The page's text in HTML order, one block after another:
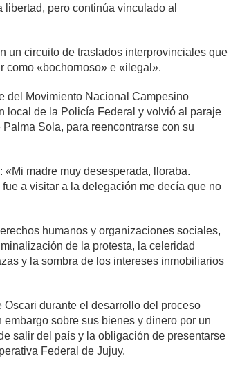
pero continúa vinculado al
un circuito de traslados interprovinciales que
como «bochornoso» e «ilegal».
del Movimiento Nacional Campesino
local de la Policía Federal y volvió al paraje
Sola, para reencontrarse con su
«Mi madre muy desesperada, lloraba.
a visitar a la delegación me decía que no
humanos y organizaciones sociales,
de la protesta, la celeridad
y la sombra de los intereses inmobiliarios
durante el desarrollo del proceso
sobre sus bienes y dinero por un
salir del país y la obligación de presentarse
Federal de Jujuy.